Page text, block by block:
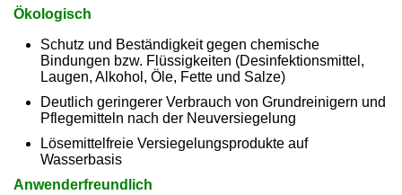
Ökologisch
Schutz und Beständigkeit gegen chemische
Bindungen bzw. Flüssigkeiten (Desinfektionsmittel,
Laugen, Alkohol, Öle, Fette und Salze)
Deutlich geringerer Verbrauch von Grundreinigern und
Pflegemitteln nach der Neuversiegelung
Lösemittelfreie Versiegelungsprodukte auf
Wasserbasis
Anwenderfreundlich